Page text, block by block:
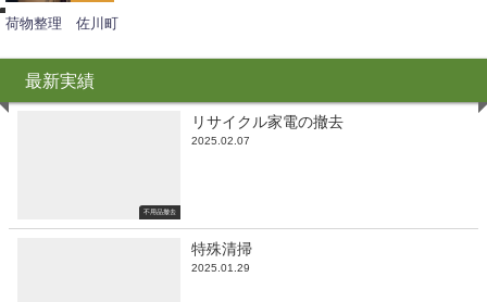
荷物整理 佐川町
最新実績
不用品撤去
リサイクル家電の撤去
2025.02.07
特殊清掃
2025.01.29